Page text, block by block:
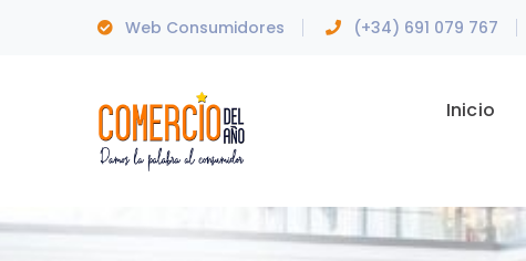
Web Consumidores (+34) 691 079 767
Inicio